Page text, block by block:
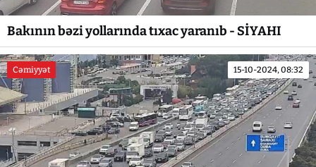
Bakının bəzi yollarında tıxac yaranıb - SİYAHI
Cəmiyyət 15-10-2024, 08:32